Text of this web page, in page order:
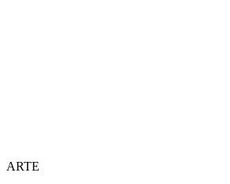
ARTE